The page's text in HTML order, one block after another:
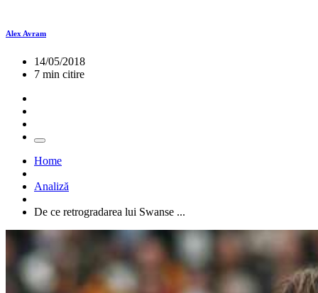
Alex Avram
14/05/2018
7 min citire
Home
Analiză
De ce retrogradarea lui Swanse ...